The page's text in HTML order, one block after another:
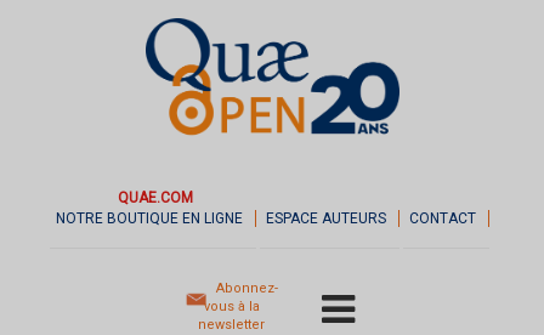
QUAE.COM
NOTRE BOUTIQUE EN LIGNE
ESPACE AUTEURS CONTACT
Abonnez-
vous à la
newsletter